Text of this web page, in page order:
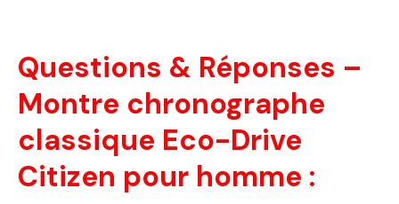
Questions & Réponses –
Montre chronographe
classique Eco-Drive
Citizen pour homme :